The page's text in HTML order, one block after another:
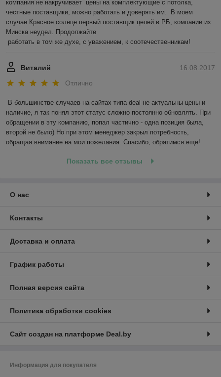
компания не накручивает  цены на комплектующие с потолка,
честные поставщики, можно работать и доверять им.  В моем
случае Красное солнце первый поставщик цепей в РБ, компании из
Минска неудел. Продолжайте
работать в том же духе, с уважением, к соотечественникам!
16.08.2017
Виталий
Отлично
В большинстве случаев на сайтах типа deal не актуальны цены и
наличие, я так понял этот статус сложно постоянно обновлять. При
обращении в эту компанию, попал частично - одна позиция была,
второй не было) Но при этом менеджер закрыл потребность,
обращая внимание на мои пожелания. Спасибо, обратимся еще!
Показать все отзывы
О нас
Контакты
Доставка и оплата
График работы
Полная версия сайта
Политика обработки cookies
Сайт создан на платформе Deal.by
Информация для покупателя